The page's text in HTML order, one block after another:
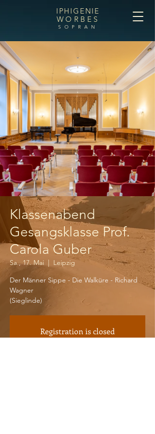
SOPRAN
IPHIGENIE
WORBES
Klassenabend
Gesangsklasse Prof.
Carola Guber
Sa., 17. Mai
  |
Leipzig
Der Männer Sippe - Die Walküre - Richard
Wagner
(Sieglinde)
Registration is closed